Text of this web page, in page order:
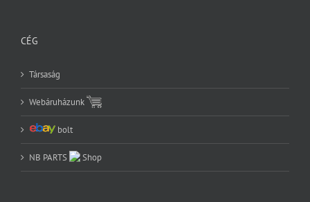
CÉG
Társaság
Webáruházunk
bolt
NB PARTS Shop